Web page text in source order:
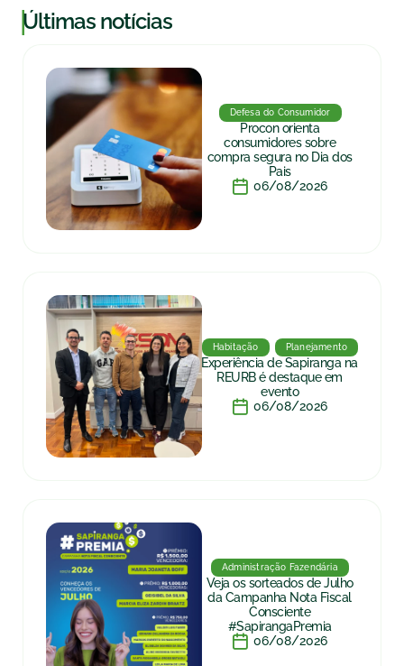
|Últimas notícias
Defesa do Consumidor
Procon orienta
consumidores sobre
compra segura no Dia dos
Pais
06/08/2026
Habitação Planejamento
Experiência de Sapiranga na
REURB é destaque em
evento
06/08/2026
Administração Fazendária
Veja os sorteados de Julho
da Campanha Nota Fiscal
Consciente
#SapirangaPremia
06/08/2026